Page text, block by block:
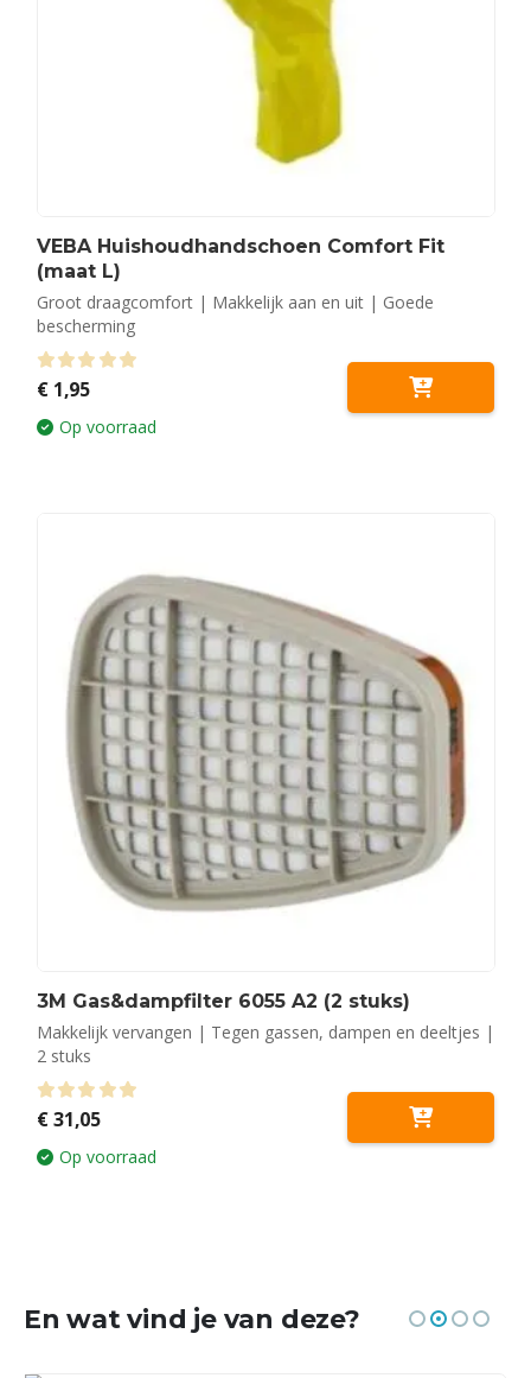
VEBA Huishoudhandschoen Comfort Fit
(maat L)
Groot draagcomfort | Makkelijk aan en uit | Goede
bescherming
0 out of 5
€1,95
Op voorraad
3M Gas&dampfilter 6055 A2 (2 stuks)
Makkelijk vervangen | Tegen gassen, dampen en deeltjes |
2 stuks
0 out of 5
€31,05
Op voorraad
En wat vind je van deze?